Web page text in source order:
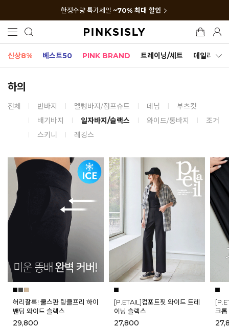
한정수량 특가세일 ~70% 최대 할인
신상8% 베스트50 PINK BRAND 트레이닝/세트 데일리세트
하의
전체 반바지 멜빵바지/점프슈트 데님
부츠컷
배기바지
일자바지/슬랙스 와이드/통바지
조거
스키니
레깅스
허리잘록! 쿨스판 링클프리 하이
밴딩 와이드 슬랙스
29,800
[P.ETAIL]컴포트핏 와이드 트레
이닝 슬랙스
27,800
크롭